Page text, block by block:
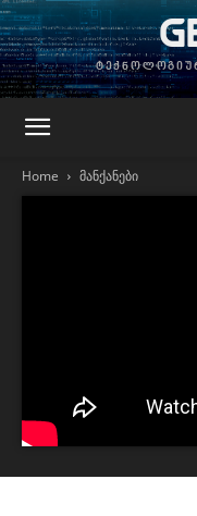
Home მანქანები